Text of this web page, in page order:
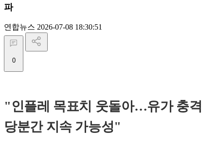
파
연합뉴스 2026-07-08 18:30:51
0
"인플레 목표치 웃돌아…유가 충격
당분간 지속 가능성"